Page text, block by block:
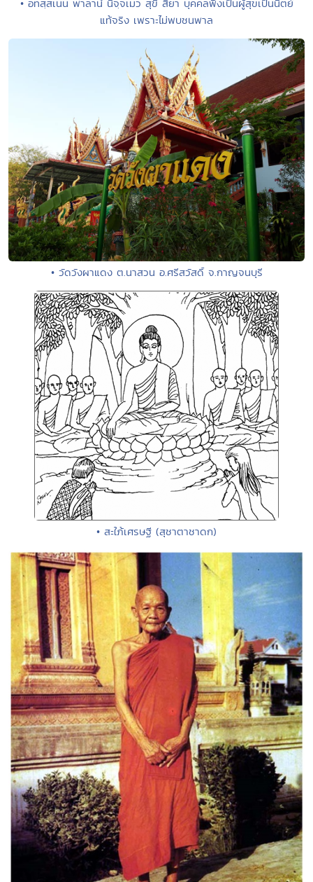
• อทสฺสเนน พาลานํ นิจฺจเมว สุขี สิยา บุคคลพึงเป็นผู้สุขเป็นนิตย์
แท้จริง เพราะไม่พบชนพาล
• วัดวังผาแดง ต.นาสวน อ.ศรีสวัสดิ์ จ.กาญจนบุรี
• สะใภ้เศรษฐี (สุชาตาชาดก)